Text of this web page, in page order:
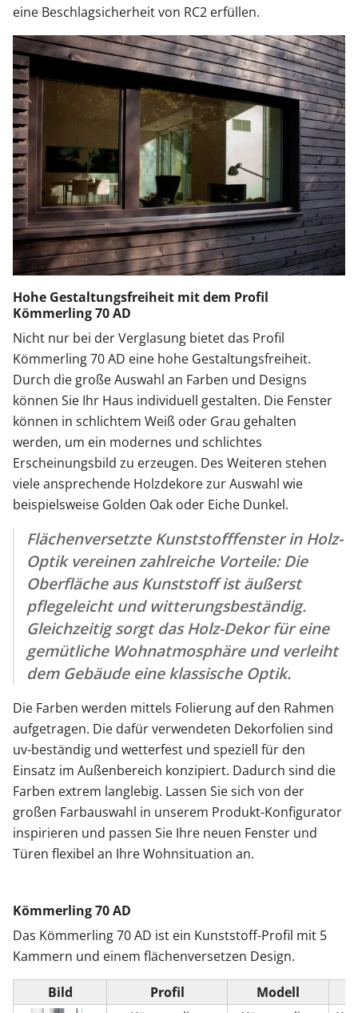
eine Beschlagsicherheit von RC2 erfüllen.
Hohe Gestaltungsfreiheit mit dem Profil
Kömmerling 70 AD
Nicht nur bei der Verglasung bietet das Profil
Kömmerling 70 AD eine hohe Gestaltungsfreiheit.
Durch die große Auswahl an Farben und Designs
können Sie Ihr Haus individuell gestalten. Die Fenster
können in schlichtem Weiß oder Grau gehalten
werden, um ein modernes und schlichtes
Erscheinungsbild zu erzeugen. Des Weiteren stehen
viele ansprechende Holzdekore zur Auswahl wie
beispielsweise Golden Oak oder Eiche Dunkel.
Flächenversetzte Kunststofffenster in Holz-
Optik vereinen zahlreiche Vorteile: Die
Oberfläche aus Kunststoff ist äußerst
pflegeleicht und witterungsbeständig.
Gleichzeitig sorgt das Holz-Dekor für eine
gemütliche Wohnatmosphäre und verleiht
dem Gebäude eine klassische Optik.
Die Farben werden mittels Folierung auf den Rahmen
aufgetragen. Die dafür verwendeten Dekorfolien sind
uv-beständig und wetterfest und speziell für den
Einsatz im Außenbereich konzipiert. Dadurch sind die
Farben extrem langlebig. Lassen Sie sich von der
großen Farbauswahl in unserem Produkt-Konfigurator
inspirieren und passen Sie Ihre neuen Fenster und
Türen flexibel an Ihre Wohnsituation an.
Kömmerling 70 AD
Das Kömmerling 70 AD ist ein Kunststoff-Profil mit 5
Kammern und einem flächenversetzen Design.
Bild
Profil
Modell